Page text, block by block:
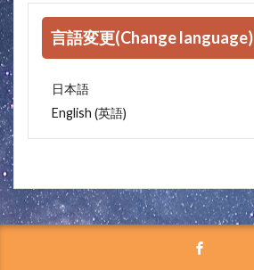
言語変更(Change language)
日本語
English (英語)